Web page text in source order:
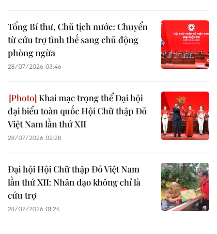
Tổng Bí thư, Chủ tịch nước: Chuyển
từ cứu trợ tình thế sang chủ động
phòng ngừa
28/07/2026 03:46
Khai mạc trọng thể Đại hội
đại biểu toàn quốc Hội Chữ thập Đỏ
Việt Nam lần thứ XII
28/07/2026 02:28
Đại hội Hội Chữ thập Đỏ Việt Nam
lần thứ XII: Nhân đạo không chỉ là
cứu trợ
28/07/2026 01:24